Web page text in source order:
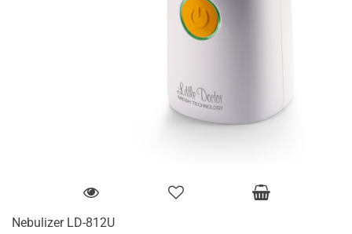
Nebulizer LD-812U